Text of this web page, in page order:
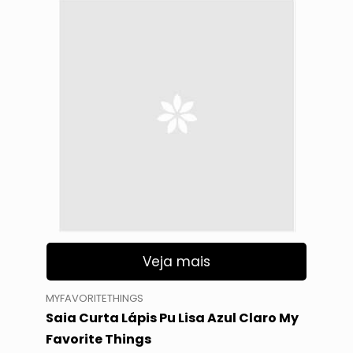
Veja mais
MYFAVORITETHINGS
Saia Curta Lápis Pu Lisa Azul Claro My
Favorite Things